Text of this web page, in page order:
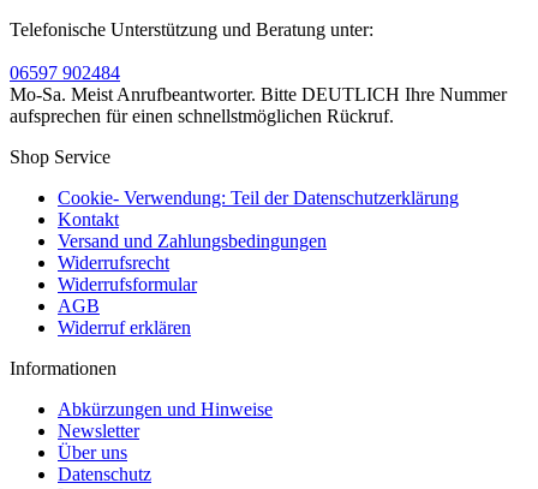
Telefonische Unterstützung und Beratung unter:
06597 902484
Mo-Sa. Meist Anrufbeantworter. Bitte DEUTLICH Ihre Nummer
aufsprechen für einen schnellstmöglichen Rückruf.
Shop Service
Cookie- Verwendung: Teil der Datenschutzerklärung
Kontakt
Versand und Zahlungsbedingungen
Widerrufsrecht
Widerrufsformular
AGB
Widerruf erklären
Informationen
Abkürzungen und Hinweise
Newsletter
Über uns
Datenschutz